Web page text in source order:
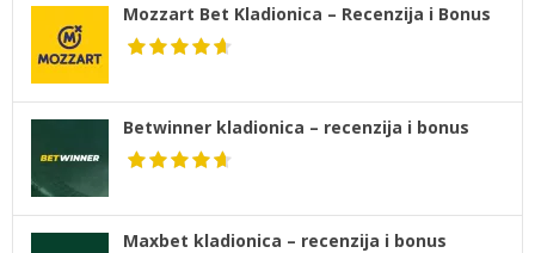
Mozzart Bet Kladionica – Recenzija i Bonus
Betwinner kladionica – recenzija i bonus
Maxbet kladionica – recenzija i bonus